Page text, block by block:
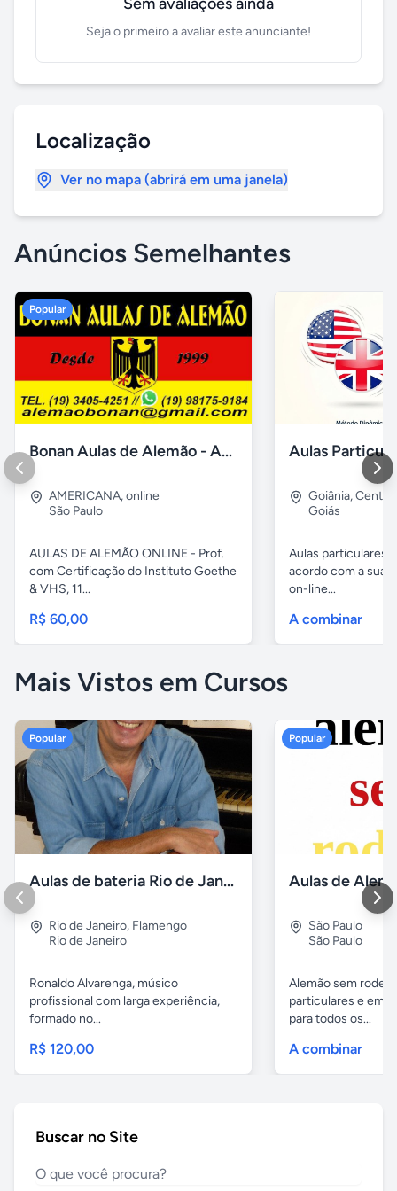
Seja o primeiro a avaliar este anunciante!
Localização
Ver no mapa (abrirá em uma janela)
Anúncios Semelhantes
Popular
Bonan Aulas de Alemão - Aulas Online
AMERICANA,online
São Paulo
AULAS DE ALEMÃO ONLINE - Prof.
com Certificação do Instituto Goethe
& VHS, 11...
R$ 60,00
Goiânia,Centro
Goiás
Aulas particulares
acordo com a sua
on-line...
A combinar
Mais Vistos em Cursos
Popular
Aulas de bateria Rio de Janeiro
Rio de Janeiro, Flamengo
Rio de Janeiro
Ronaldo Alvarenga, músico
profissional com larga experiência,
formado no...
R$ 120,00
Popular
São Paulo
São Paulo
Alemão sem
particulares e em
para todos os...
A combinar
Buscar no Site